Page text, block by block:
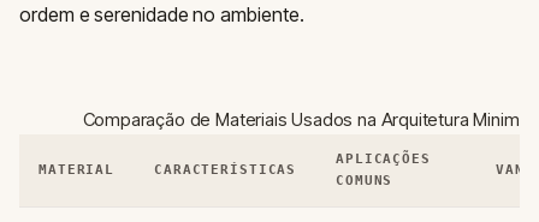
ordem e serenidade no ambiente.
Comparação de Materiais Usados na Arquitetura
MATERIAL CARACTERÍSTICAS
APLICAÇÕES
COMUNS